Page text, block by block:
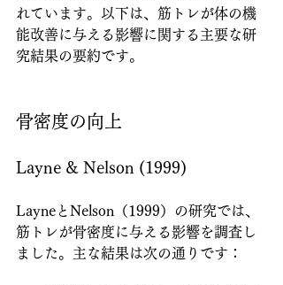
れています。以下は、筋トレが体の機
能改善に与える影響に関する主要な研
究結果の要約です。
骨密度の向上
Layne & Nelson (1999)
LayneとNelson（1999）の研究では、
筋トレが骨密度に与える影響を調査し
ました。主な結果は次の通りです：